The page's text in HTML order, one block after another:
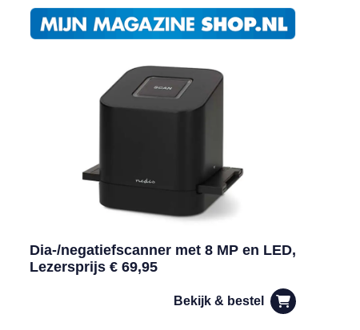
Dia-/negatiefscanner met 8 MP en LED,
Lezersprijs € 69,95
Bekijk & bestel